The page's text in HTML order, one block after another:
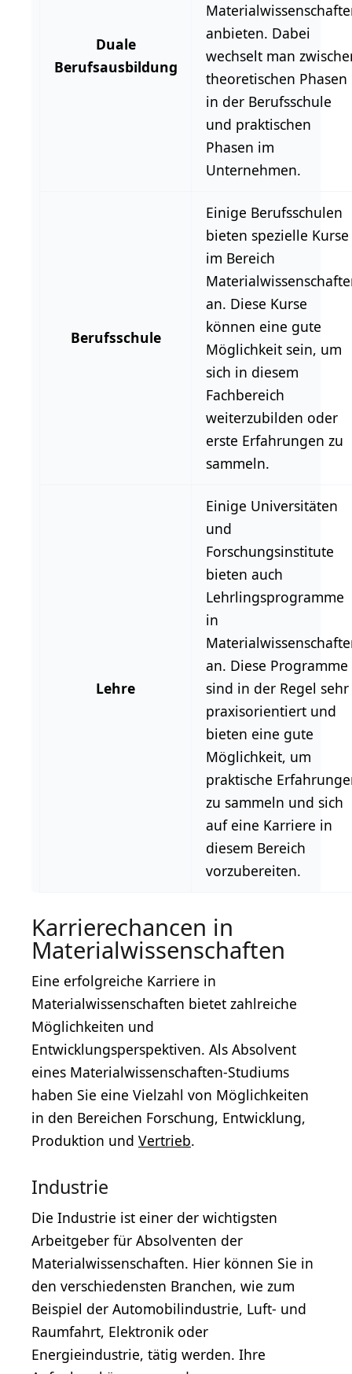
Duale
Berufsausbildung
anbieten. Dabei
wechselt man
theoretischen Phasen
in der Berufsschule
und praktischen
Phasen im
Unternehmen.
Berufsschule
Einige Berufsschulen
bieten spezielle Kurse
im Bereich
an. Diese Kurse
können eine gute
Möglichkeit sein, um
sich in diesem
Fachbereich
weiterzubilden oder
erste Erfahrungen zu
sammeln.
Lehre
Einige Universitäten
und
Forschungsinstitute
bieten auch
Lehrlingsprogramme
in
an. Diese Programme
sind in der Regel sehr
praxisorientiert und
bieten eine gute
Möglichkeit, um
praktische
zu sammeln und sich
auf eine Karriere in
diesem Bereich
vorzubereiten.
Karrierechancen in
Materialwissenschaften
Eine erfolgreiche Karriere in
Materialwissenschaften bietet zahlreiche
Möglichkeiten und
Entwicklungsperspektiven. Als Absolvent
eines Materialwissenschaften-Studiums
haben Sie eine Vielzahl von Möglichkeiten
in den Bereichen Forschung, Entwicklung,
Produktion und Vertrieb.
Industrie
Die Industrie ist einer der wichtigsten
Arbeitgeber für Absolventen der
Materialwissenschaften. Hier können Sie in
den verschiedensten Branchen, wie zum
Beispiel der Automobilindustrie, Luft- und
Raumfahrt, Elektronik oder
Energieindustrie, tätig werden. Ihre